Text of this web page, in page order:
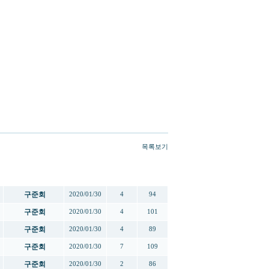
목록보기
구준회 2020/01/30 4 94
구준회 2020/01/30 4 101
구준회 2020/01/30 4 89
구준회 2020/01/30 7 109
구준회 2020/01/30 2 86